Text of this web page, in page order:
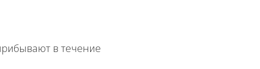
в течение